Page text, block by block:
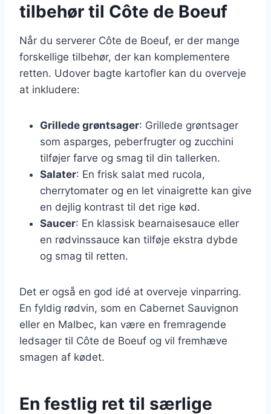
tilbehør til Côte de Boeuf
Når du serverer Côte de Boeuf, er der mange
forskellige tilbehør, der kan komplementere
retten. Udover bagte kartofler kan du overveje
at inkludere:
Grillede grøntsager: Grillede grøntsager
som asparges, peberfrugter og zucchini
tilføjer farve og smag til din tallerken.
Salater: En frisk salat med rucola,
cherrytomater og en let vinaigrette kan give
en dejlig kontrast til det rige kød.
Saucer: En klassisk bearnaisesauce eller
en rødvinssauce kan tilføje ekstra dybde
og smag til retten.
Det er også en god idé at overveje vinparring.
En fyldig rødvin, som en Cabernet Sauvignon
eller en Malbec, kan være en fremragende
ledsager til Côte de Boeuf og vil fremhæve
smagen af kødet.
En festlig ret til særlige